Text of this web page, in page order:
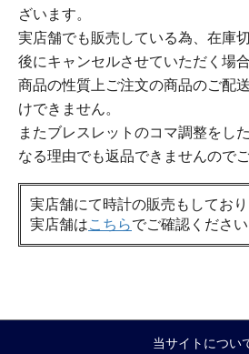
ざいます。
実店舗でも販売している為、在庫
後にキャンセルさせていただく場
商品の性質上ご注文の商品のご配
けできません。
またブレスレットのコマ調整をし
なる理由でも返品できませんので
実店舗にて時計の販売もしており
実店舗はこちらでご確認ください
当サイトについ